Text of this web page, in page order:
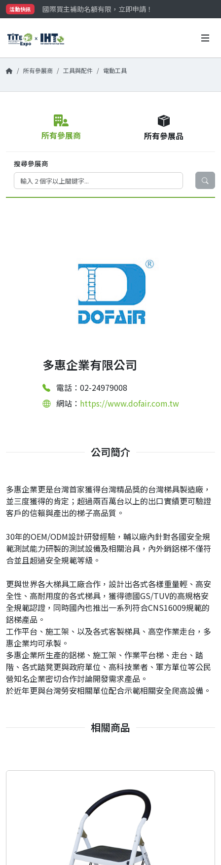
活動快訊
國際買主補助名額有限，立即申請！
參觀門票開放申請中‼️
國際買主補助名額有限，立即申請！
所有參展商 工具與配件 電動工具
所有參展商 所有參展品
搜尋參展商
多惠企業有限公司
電話：02-24979008
網站： https://www.dofair.com.tw
公司簡介
多惠企業更是台灣首家獲得台灣精品獎的台灣梯具製造廠，
並三度獲得的肯定；超過兩百萬台以上的出口實績更可驗證
客戶的信賴與產出的梯子高品質。
30年的OEM/ODM設計研發經驗，輔以廠內針對各國安全規
範測試能力研製的測試設備及相關治具，內外銷鋁梯不僅符
合並且超過安全規範等級。
更與世界各大梯具工廠合作，設計出各式各樣重量輕、高安
全性、高耐用度的各式梯具，獲得德國GS/TUV的高規格安
全規範認證，同時國內也推出一系列符合CNS16009規範的
鋁梯產品。
工作平台、施工架、以及各式客製梯具、高空作業走台，多
惠企業均可承製。
多惠企業所生產的鋁梯、施工架、作業平台梯、走台、踏
階、各式踏凳更與政府單位、高科技業者、軍方單位等公民
營知名企業密切合作討論開發需求產品。
於近年更與台灣勞安相關單位配合示範相關安全爬高設備。
相關商品